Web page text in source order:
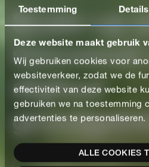
Toestemming Details
Deze website maakt gebruik
Wij gebruiken cookies voor
websiteverkeer, zodat we de
effectiviteit van deze website
gebruiken we na toestemming
advertenties te personaliseren.
ALLE COOKIES
Scale-up
succesvol
digitaal